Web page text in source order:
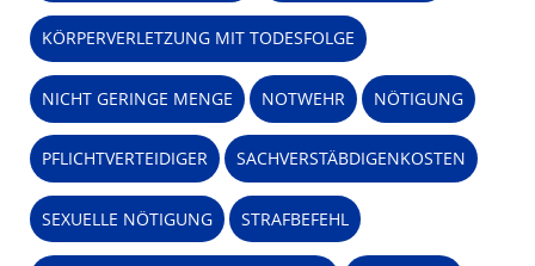
KÖRPERVERLETZUNG MIT TODESFOLGE
NICHT GERINGE MENGE NOTWEHR NÖTIGUNG
PFLICHTVERTEIDIGER SACHVERSTÄBDIGENKOSTEN
SEXUELLE NÖTIGUNG STRAFBEFEHL